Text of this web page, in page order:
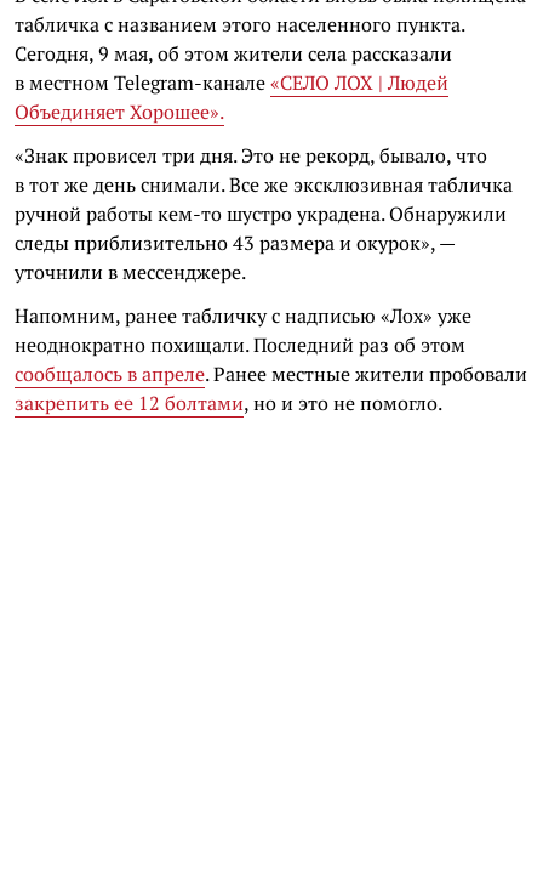
табличка с названием этого населенного пункта.
Сегодня, 9 мая, об этом жители села рассказали
в местном Telegram-канале«СЕЛО ЛОХ | Людей
Объединяет Хорошее».
«Знак провисел три дня. Это не рекорд, бывало, что
в тот же день снимали. Все же эксклюзивная табличка
ручной работы кем-то шустро украдена. Обнаружили
следы приблизительно 43 размера и окурок», —
уточнили в мессенджере.
Напомним, ранее табличку с надписью «Лох» уже
неоднократно похищали. Последний раз об этом
сообщалось в апреле. Ранее местные жители пробовали
закрепить ее 12 болтами, но и это не помогло.